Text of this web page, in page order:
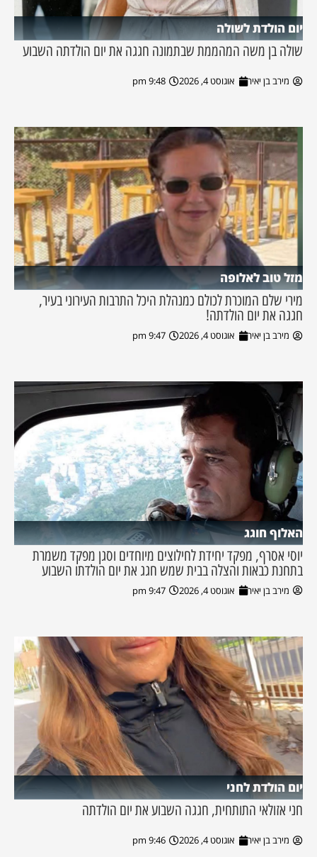
יום הולדת לשולה
שולה בן משה המהממת שבתמונה חגגה את יום הולדתה השבוע
מירב בן יאיר אוגוסט 4, 2026 9:48 pm
מזל טוב לאלופה
מירי שלם המוכרת לכולם כמנהלת היכל התרבות העירוני בעיר,
חגגה את יום הולדתה!
מירב בן יאיר אוגוסט 4, 2026 9:47 pm
האלוף חוגג
יוסי אסרף, מפקד יחידת לחילוצים מיוחדים וסגן מפקד משמרת
בתחנת כבאות והצלה בבית שמש חגג את יום הולדתו השבוע
מירב בן יאיר אוגוסט 4, 2026 9:47 pm
יום הולדת לחני
חני אזולאי התותחית, חגגה השבוע את יום הולדתה
מירב בן יאיר אוגוסט 4, 2026 9:46 pm